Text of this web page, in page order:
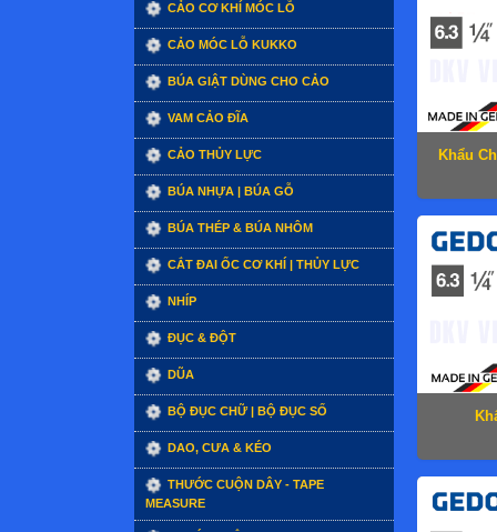
CẢO CƠ KHÍ MÓC LỖ
CẢO MÓC LỖ KUKKO
BÚA GIẬT DÙNG CHO CẢO
VAM CẢO ĐĨA
CẢO THỦY LỰC
BÚA NHỰA | BÚA GỖ
BÚA THÉP & BÚA NHÔM
CẮT ĐAI ỐC CƠ KHÍ | THỦY LỰC
NHÍP
ĐỤC & ĐỘT
DŨA
BỘ ĐỤC CHỮ | BỘ ĐỤC SỐ
DAO, CƯA & KÉO
THƯỚC CUỘN DÂY - TAPE
MEASURE
Khẩu